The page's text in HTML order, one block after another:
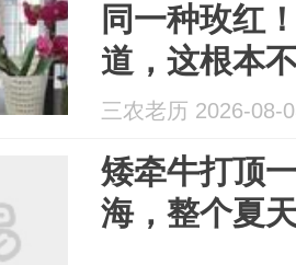
同一种玫红
道，这根本
三农老历 2026-08-
矮牵牛打顶
海，整个夏